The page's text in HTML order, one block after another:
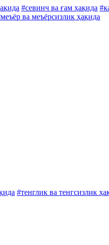
#севинч ва ғам ҳақида
ва меъёрсизлик ҳақида
#тенглик ва тенгсизлик